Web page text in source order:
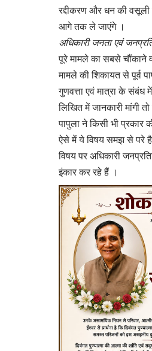
रद्दीकरण और धन की वसूली
आगे तक ले जाएंगे ।
अधिकारी जनता एवं
पूरे मामले का सबसे चौंकाने
मामले की शिकायत से पूर्व
गुणवत्ता एवं मात्रा के संबंध
लिखित में जानकारी मांगी
पापुला ने किसी भी प्रकार
ऐसे में ये विषय समझ से परे
विषय पर अधिकारी
इंकार कर रहे हैं ।